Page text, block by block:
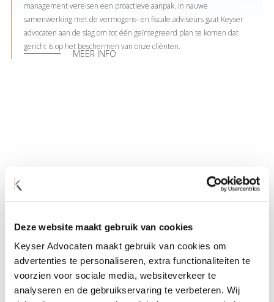
Deze website maakt gebruik van cookies
Keyser Advocaten maakt gebruik van cookies om
advertenties te personaliseren, extra functionaliteiten te
voorzien voor sociale media, websiteverkeer te
analyseren en de gebruikservaring te verbeteren. Wij
management vereisen een proactieve aanpak. In nauwe
samenwerking met de vermogens- en fiscale adviseurs gaat Keyser
advocaten aan de slag om tot één geïntegreerd plan te komen dat
gericht is op het beschermen van onze cliënten.
MEER INFO